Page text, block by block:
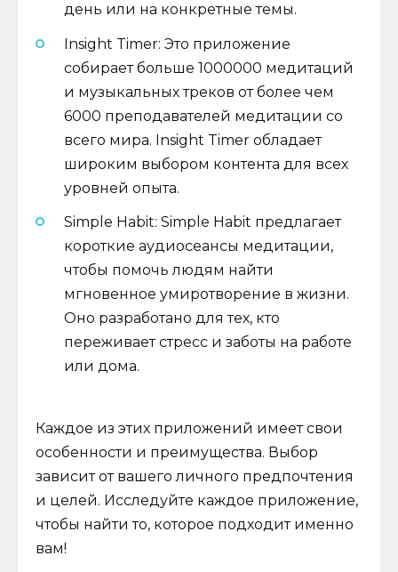
день или на конкретные темы.
Insight Timer: Это приложение
собирает больше 1000000 медитаций
и музыкальных треков от более чем
6000 преподавателей медитации со
всего мира. Insight Timer обладает
широким выбором контента для всех
уровней опыта.
Simple Habit: Simple Habit предлагает
короткие аудиосеансы медитации,
чтобы помочь людям найти
мгновенное умиротворение в жизни.
Оно разработано для тех, кто
переживает стресс и заботы на работе
или дома.
Каждое из этих приложений имеет свои
особенности и преимущества. Выбор
зависит от вашего личного предпочтения
и целей. Исследуйте каждое приложение,
чтобы найти то, которое подходит именно
вам!